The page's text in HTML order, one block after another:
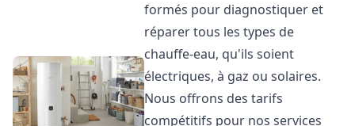
formés pour diagnostiquer et
réparer tous les types de
chauffe-eau, qu'ils soient
électriques, à gaz ou solaires.
Nous offrons des tarifs
compétitifs pour nos services